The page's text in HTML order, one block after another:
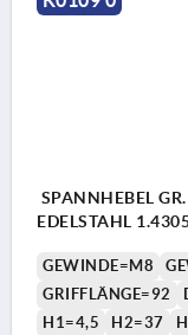
SPANNHEBEL
EDELSTAHL
GEWINDE=M8
GRIFFLÄNGE=92
H1=4,5
H2=37